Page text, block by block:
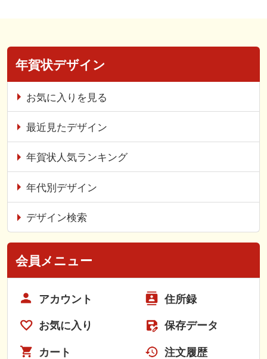
年賀状デザイン
お気に入りを見る
最近見たデザイン
年賀状人気ランキング
年代別デザイン
デザイン検索
会員メニュー
アカウント 住所録
お気に入り 保存データ
カート 注文履歴